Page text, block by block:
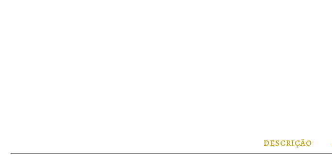
DESCRIÇÃO